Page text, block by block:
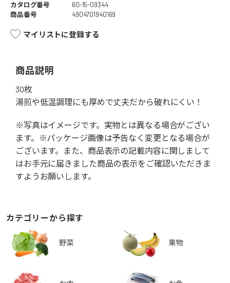
カタログ番号
60-15-09344
商品番号
4904701940169
マイリストに登録する
商品説明
30枚
湯煎や低温調理にも厚めで丈夫だから破れにくい！
※写真はイメージです。実物とは異なる場合がござい
ます。※パッケージ画像は予告なく変更となる場合が
ございます。また、商品表示の記載内容に関しまして
はお手元に届きました商品の表示をご確認いただきま
すようお願いします。
カテゴリーから探す